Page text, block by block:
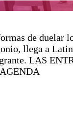
de duelar
llega a
LAS